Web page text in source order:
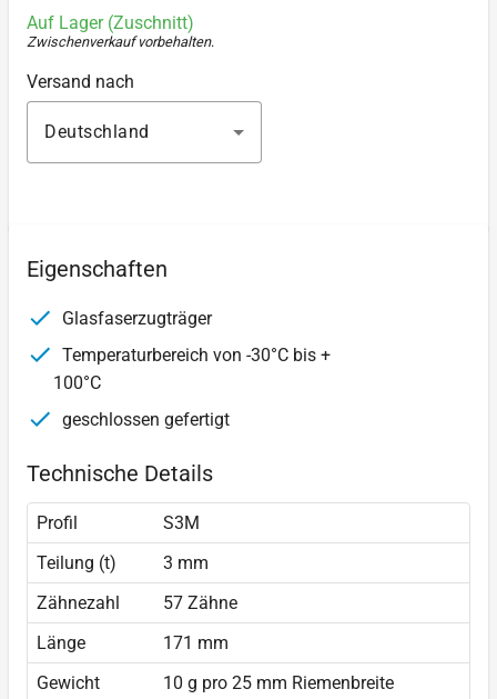
Auf Lager (Zuschnitt)
Zwischenverkauf vorbehalten.
Versand nach
Deutschland
Eigenschaften
Glasfaserzugträger
Temperaturbereich von -30°C bis +
100°C
geschlossen gefertigt
Technische Details
Profil
S3M
Teilung (t)
3 mm
Zähnezahl
57 Zähne
Länge
171 mm
Gewicht
10 g pro 25 mm Riemenbreite